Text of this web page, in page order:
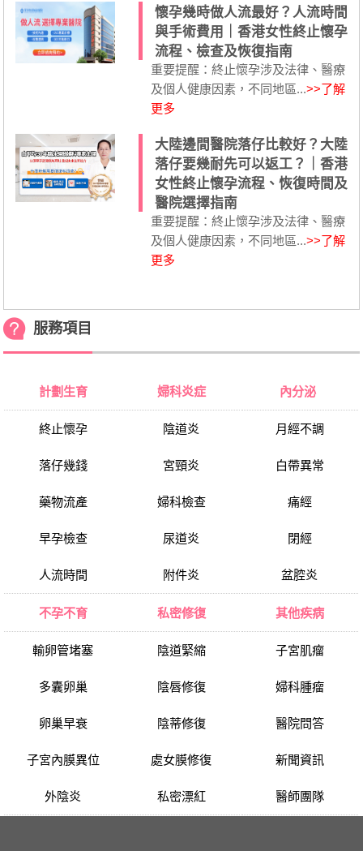
懷孕幾時做人流最好？人流時間
與手術費用｜香港女性終止懷孕
流程、檢查及恢復指南
重要提醒：終止懷孕涉及法律、醫療
及個人健康因素，不同地區...>>了解
更多
大陸邊間醫院落仔比較好？大陸
落仔要幾耐先可以返工？｜香港
女性終止懷孕流程、恢復時間及
醫院選擇指南
重要提醒：終止懷孕涉及法律、醫療
及個人健康因素，不同地區...>>了解
更多
服務項目
計劃生育
終止懷孕
落仔幾錢
藥物流產
早孕檢查
人流時間
婦科炎症
陰道炎
宮頸炎
婦科檢查
尿道炎
附件炎
內分泌
月經不調
白帶異常
痛經
閉經
盆腔炎
不孕不育
輸卵管堵塞
多囊卵巢
卵巢早衰
子宮內膜異位
外陰炎
私密修復
陰道緊縮
陰唇修復
陰蒂修復
處女膜修復
私密漂紅
其他疾病
子宮肌瘤
婦科腫瘤
醫院問答
新聞資訊
醫師團隊